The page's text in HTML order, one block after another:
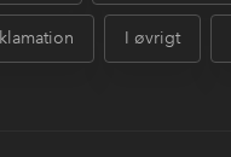
I øvrigt